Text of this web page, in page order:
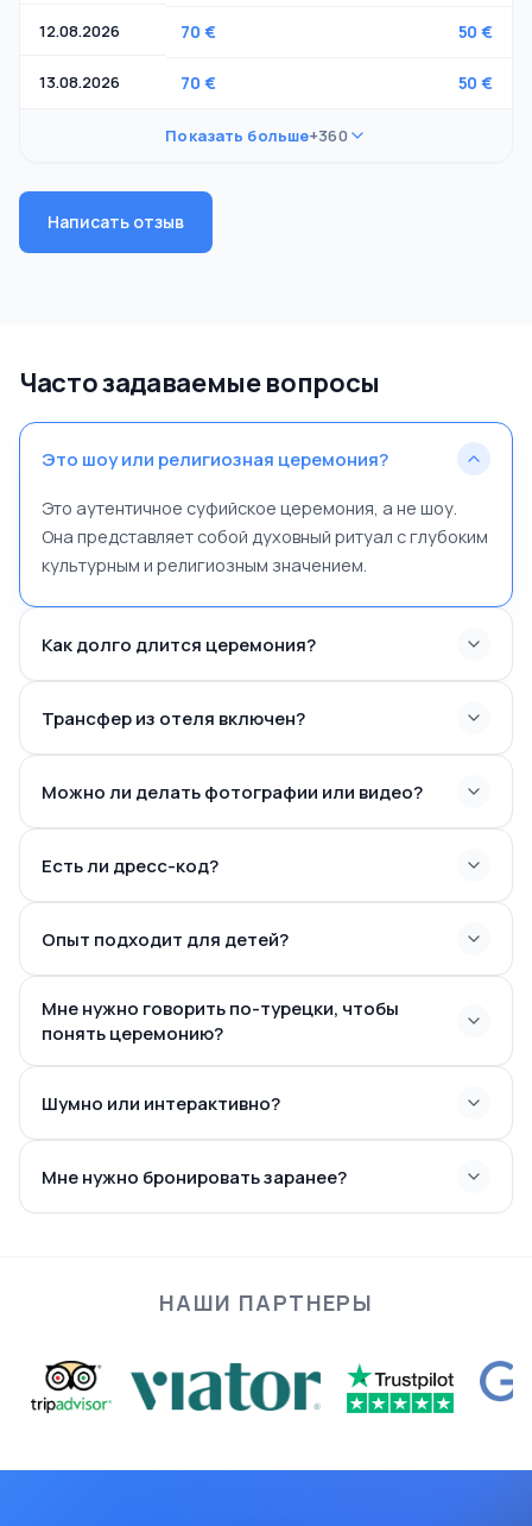
12.08.2026 70 € 50 €
13.08.2026 70 € 50 €
Показать больше+360
Написать отзыв
Часто задаваемые вопросы
Это шоу или религиозная церемония?
Это аутентичное суфийское церемония, а не шоу.
Она представляет собой духовный ритуал с глубоким
культурным и религиозным значением.
Как долго длится церемония?
Трансфер из отеля включен?
Можно ли делать фотографии или видео?
Есть ли дресс-код?
Опыт подходит для детей?
Мне нужно говорить по-турецки, чтобы
понять церемонию?
Шумно или интерактивно?
Мне нужно бронировать заранее?
НАШИ ПАРТНЕРЫ